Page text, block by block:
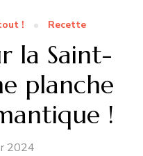
! Recette
la Saint-
planche
!
2024